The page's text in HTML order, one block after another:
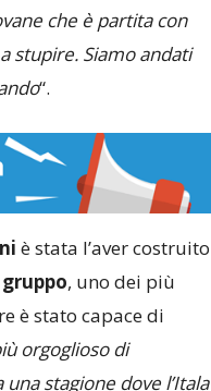
che è partita con
stupire. Siamo andati
“.
è stata l’aver costruito
, uno dei più
è stato capace di
orgoglioso di
stagione dove l’Itala